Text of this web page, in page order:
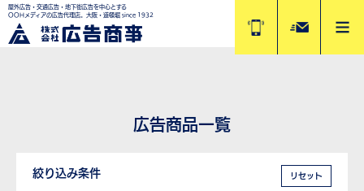
屋外広告・交通広告・地下街広告を中心とする
OOHメディアの広告代理店。大阪・道頓堀 since 1932
広告商品一覧
絞り込み条件 リセット